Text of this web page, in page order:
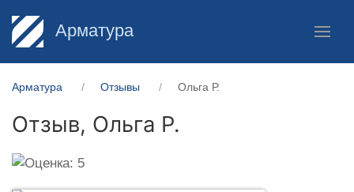
Арматура
Арматура Отзывы Ольга Р.
Отзыв, Ольга Р.